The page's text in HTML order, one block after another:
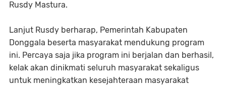
Rusdy Mastura.
Lanjut Rusdy berharap, Pemerintah Kabupaten
Donggala beserta masyarakat mendukung program
ini. Percaya saja jika program ini berjalan dan berhasil,
kelak akan dinikmati seluruh masyarakat sekaligus
untuk meningkatkan kesejahteraan masyarakat